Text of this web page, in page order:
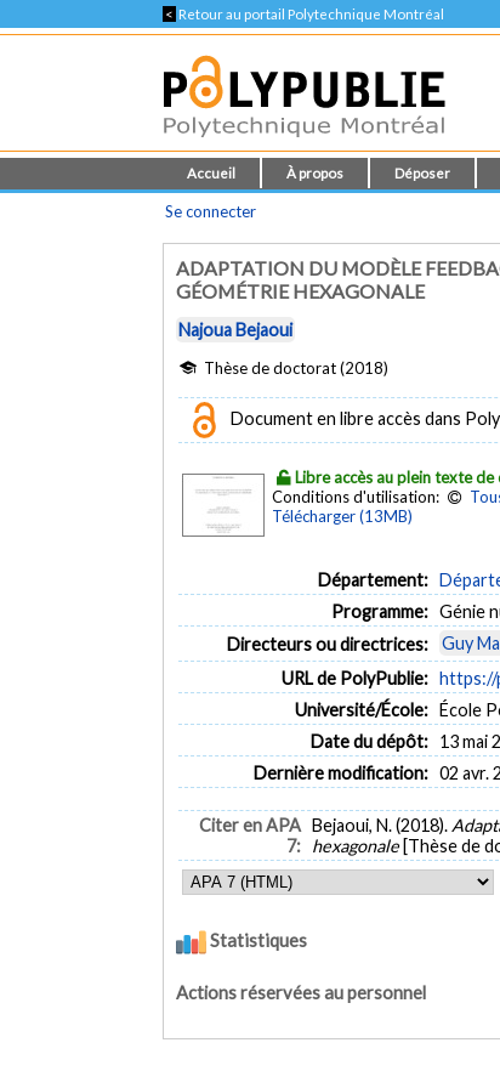
< Retour au portail Polytechnique Montréal
Accueil À propos Déposer
Se connecter
ADAPTATION DU MODÈLE
GÉOMÉTRIE HEXAGONALE
Najoua Bejaoui
Thèse de doctorat (2018)
Document en libre accès dans
Libre accès au plein texte de
Conditions d'utilisation:
Télécharger (13MB)
Département:
Programme: Génie
Directeurs ou directrices:
Guy
URL de PolyPublie: https://
Université/École: École
Date du dépôt: 13 mai
Dernière modification: 02 avr.
Citer en APA
7:
Bejaoui, N. (2018).
hexagonale [Thèse de
Statistiques
Actions réservées au personnel